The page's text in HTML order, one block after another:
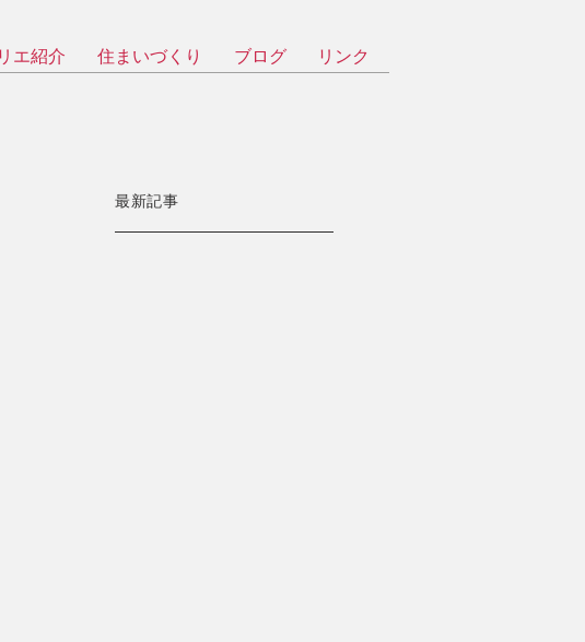
エ紹介 住まいづくり ブログ リンク
最新記事